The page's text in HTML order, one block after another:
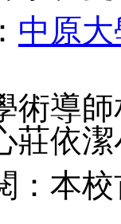
中原
術導
莊依
：本